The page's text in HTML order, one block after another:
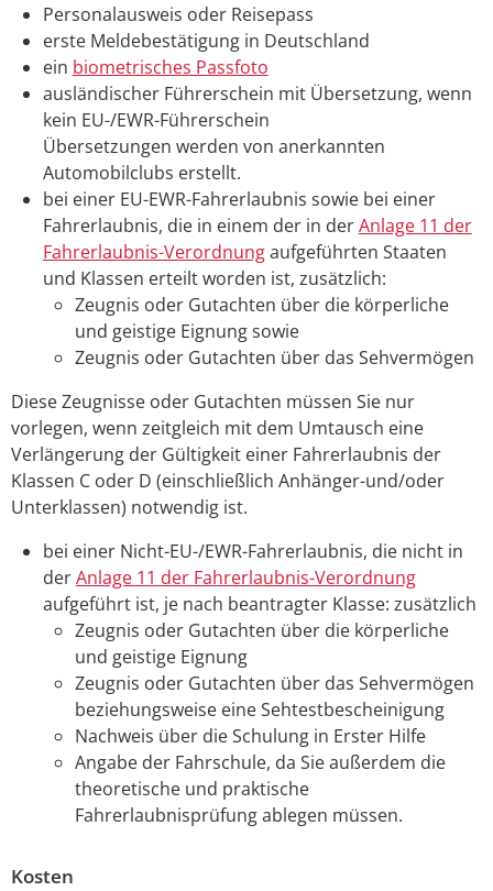
Personalausweis oder Reisepass
erste Meldebestätigung in Deutschland
ein biometrisches Passfoto
ausländischer Führerschein mit Übersetzung, wenn
kein EU-/EWR-Führerschein
Übersetzungen werden von anerkannten
Automobilclubs erstellt.
bei einer EU-EWR-Fahrerlaubnis sowie bei einer
Fahrerlaubnis, die in einem der in derAnlage 11 der
Fahrerlaubnis-Verordnungaufgeführten Staaten
und Klassen erteilt worden ist, zusätzlich:
Zeugnis oder Gutachten über die körperliche
und geistige Eignung sowie
Zeugnis oder Gutachten über das Sehvermögen
Diese Zeugnisse oder Gutachten müssen Sie nur
vorlegen, wenn zeitgleich mit dem Umtausch eine
Verlängerung der Gültigkeit einer Fahrerlaubnis der
Klassen C oder D (einschließlich Anhänger-und/oder
Unterklassen) notwendig ist.
bei einer Nicht-EU-/EWR-Fahrerlaubnis, die nicht in
derAnlage 11 der Fahrerlaubnis-Verordnung
aufgeführt ist, je nach beantragter Klasse: zusätzlich
Zeugnis oder Gutachten über die körperliche
und geistige Eignung
Zeugnis oder Gutachten über das Sehvermögen
beziehungsweise eine Sehtestbescheinigung
Nachweis über die Schulung in Erster Hilfe
Angabe der Fahrschule, da Sie außerdem die
theoretische und praktische
Fahrerlaubnisprüfung ablegen müssen.
Kosten